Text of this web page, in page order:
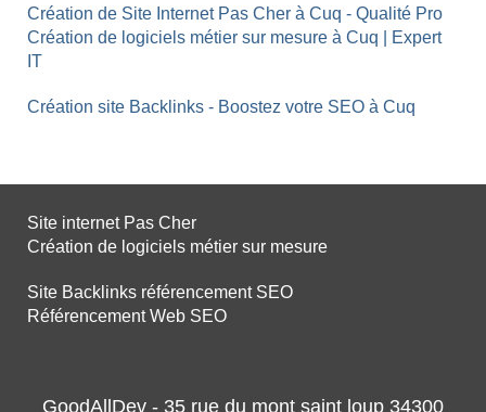
Création de Site Internet Pas Cher à Cuq - Qualité Pro
Création de logiciels métier sur mesure à Cuq | Expert
IT
Création site Backlinks - Boostez votre SEO à Cuq
Site internet Pas Cher
Création de logiciels métier sur mesure
Site Backlinks référencement SEO
Référencement Web SEO
GoodAllDev - 35 rue du mont saint loup 34300